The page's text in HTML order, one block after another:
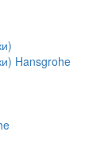
Hansgrohe